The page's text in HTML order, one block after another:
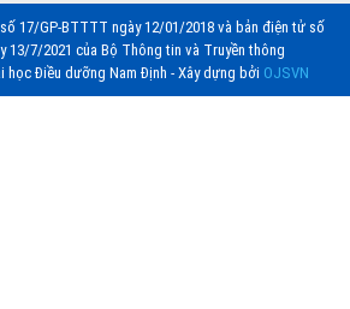
17/GP-BTTTT ngày 12/01/2018 và bản điện tử số
13/7/2021 của Bộ Thông tin và Truyền thông
Điều dưỡng Nam Định - Xây dựng bởi OJSVN